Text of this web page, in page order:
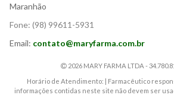
Maranhão
Fone: (98) 99611-5931
Email: contato@maryfarma.com.br
2026 MARY FARMA LTDA -
Horário de Atendimento: | Farmacêutico
informações contidas neste site não devem ser